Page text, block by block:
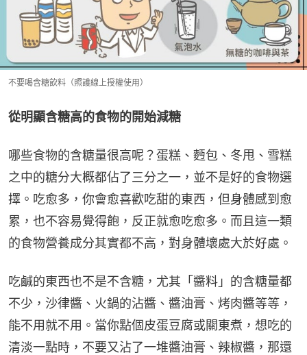
不要喝含糖飲料（照護線上授權使用）
從明顯含糖高的食物的開始減糖
哪些食物的含糖量很高呢？蛋糕、麪包、冬甩、雪糕
之中的糖分大概都佔了三分之一，並不是好的食物選
擇。吃愈多，你會愈喜歡吃甜的東西，但身體感到愈
累，也不容易覺得飽，反正就愈吃愈多。而且這一類
的食物營養成分其實都不高，對身體壞處大於好處。
吃鹹的東西也不是不含糖，尤其「醬料」的含糖量都
不少，沙律醬、火鍋的沾醬、醬油膏、烤肉醬等等，
能不用就不用。當你點個皮蛋豆腐或關東煮，想吃的
清淡一點時，不要又沾了一堆醬油膏、辣椒醬，那還